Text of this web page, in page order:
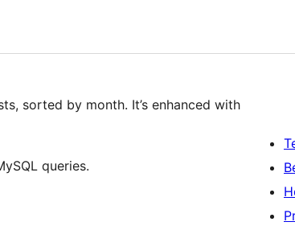
sorted by month. It’s enhanced with
queries.